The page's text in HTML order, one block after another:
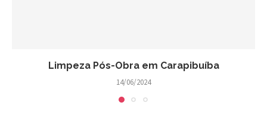
Limpeza Pós-Obra em Carapibuíba
14/06/2024